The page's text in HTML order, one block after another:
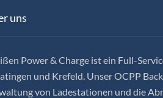
uns
Power & Charge ist ein Full-
und Krefeld. Unser OCPP
von Ladestationen und die